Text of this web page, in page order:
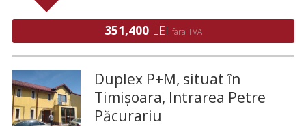
351,400 LEI fara TVA
Duplex P+M, situat în
Timișoara, Intrarea Petre
Păcurariu